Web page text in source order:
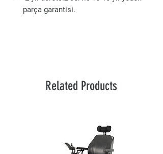
parça garantisi.
Related Products